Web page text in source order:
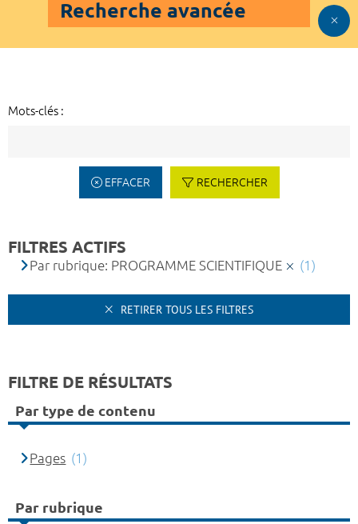
Recherche avancée
Mots-clés :
EFFACER RECHERCHER
FILTRES ACTIFS
Par rubrique: PROGRAMME SCIENTIFIQUE (1)
RETIRER TOUS LES FILTRES
FILTRE DE RÉSULTATS
Par type de contenu
Pages (1)
Par rubrique